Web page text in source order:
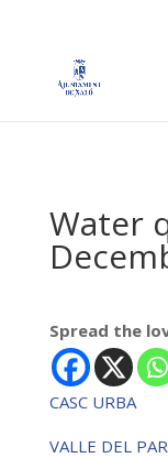
Water
Spread the
CASC URBA
VALLE DEL